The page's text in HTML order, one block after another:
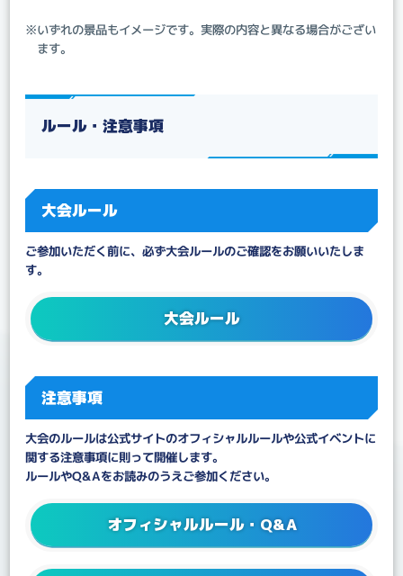
※いずれの景品もイメージです。実際の内容と異なる場合がござい
ます。
ルール・注意事項
大会ルール
ご参加いただく前に、必ず大会ルールのご確認をお願いいたしま
す。
大会ルール
注意事項
大会のルールは公式サイトのオフィシャルルールや公式イベントに
関する注意事項に則って開催します。
ルールやQ&Aをお読みのうえご参加ください。
オフィシャルルール・Q&A